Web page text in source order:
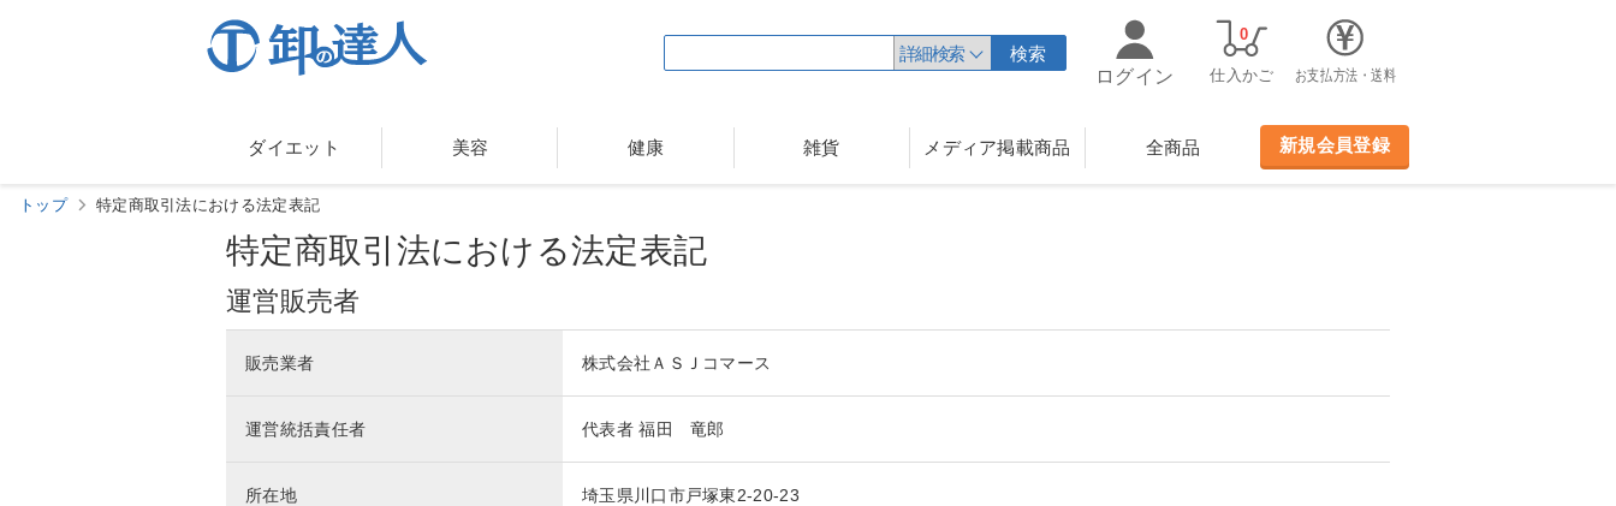
詳細検索
検索
ログイン
仕入かご
0
お支払方法・送料
ダイエット 美容 健康 雑貨 メディア掲載商品 全商品 新規会員登録
トップ 特定商取引法における法定表記
特定商取引法における法定表記
運営販売者
販売業者 株式会社ＡＳＪコマース
運営統括責任者 代表者 福田 竜郎
所在地 埼玉県川口市戸塚東2-20-23